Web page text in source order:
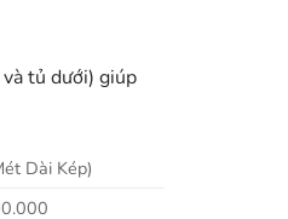
tủ dưới) giúp
Dài Kép)